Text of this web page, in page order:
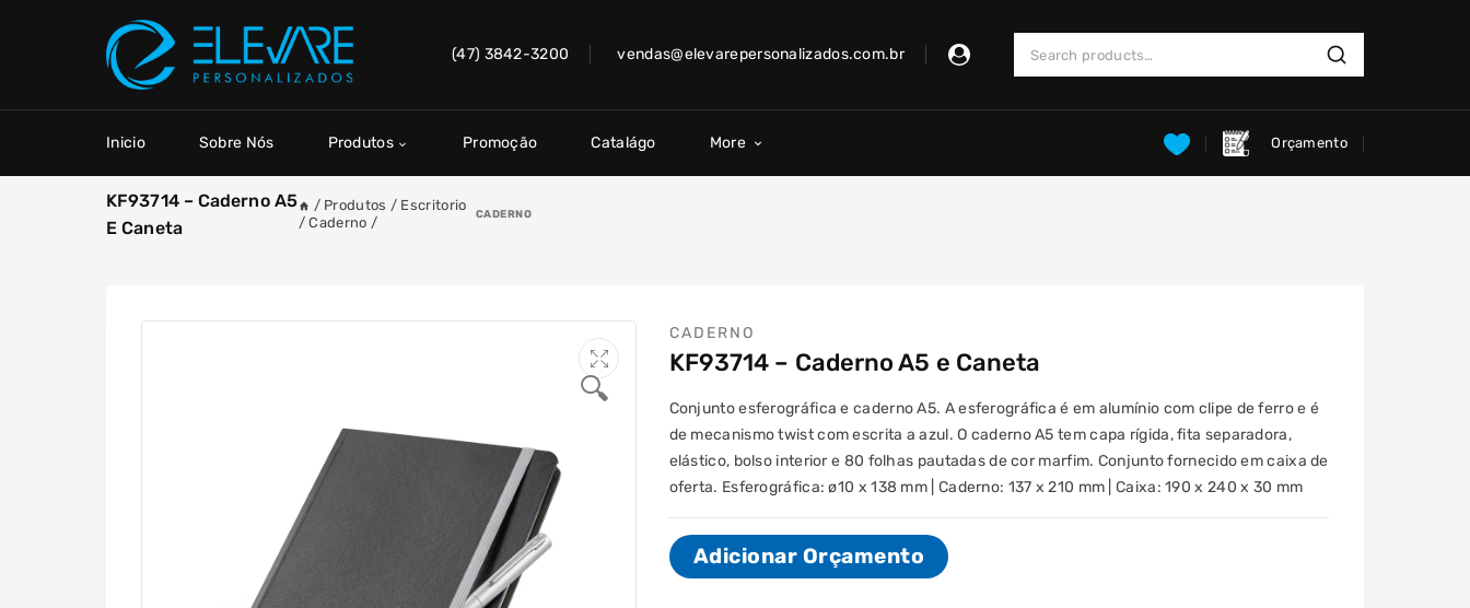
(47) 3842-3200 vendas@elevarepersonalizados.com.br Search
Inicio Sobre Nós Produtos Promoção Catalágo More Orçamento
KF93714 – Caderno A5
E Caneta
/ Produtos / Escritorio
/ Caderno /
CADERNO
🔍
CADERNO
KF93714 – Caderno A5 e Caneta
Conjunto esferográfica e caderno A5. A esferográfica é em alumínio com clipe de ferro e é
de mecanismo twist com escrita a azul. O caderno A5 tem capa rígida, fita separadora,
elástico, bolso interior e 80 folhas pautadas de cor marfim. Conjunto fornecido em caixa de
oferta. Esferográfica: ø10 x 138 mm | Caderno: 137 x 210 mm | Caixa: 190 x 240 x 30 mm
Adicionar Orçamento